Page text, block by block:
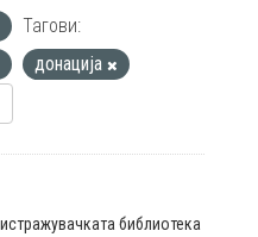
Тагови:
донација
библиотека